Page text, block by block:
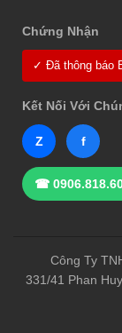
Chứng Nhận
✓ Đã thông báo
Kết Nối Với
Z f
☎
Công Ty
331/41 Phan